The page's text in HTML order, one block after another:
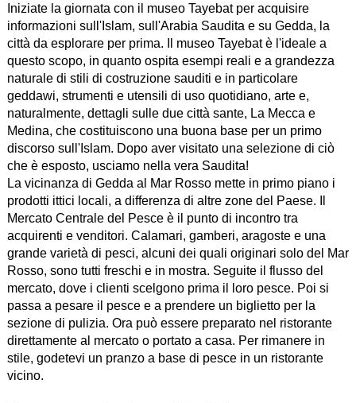
Iniziate la giornata con il museo Tayebat per acquisire
informazioni sull'Islam, sull'Arabia Saudita e su Gedda, la
città da esplorare per prima. Il museo Tayebat è l'ideale a
questo scopo, in quanto ospita esempi reali e a grandezza
naturale di stili di costruzione sauditi e in particolare
geddawi, strumenti e utensili di uso quotidiano, arte e,
naturalmente, dettagli sulle due città sante, La Mecca e
Medina, che costituiscono una buona base per un primo
discorso sull'Islam. Dopo aver visitato una selezione di ciò
che è esposto, usciamo nella vera Saudita!
La vicinanza di Gedda al Mar Rosso mette in primo piano i
prodotti ittici locali, a differenza di altre zone del Paese. Il
Mercato Centrale del Pesce è il punto di incontro tra
acquirenti e venditori. Calamari, gamberi, aragoste e una
grande varietà di pesci, alcuni dei quali originari solo del Mar
Rosso, sono tutti freschi e in mostra. Seguite il flusso del
mercato, dove i clienti scelgono prima il loro pesce. Poi si
passa a pesare il pesce e a prendere un biglietto per la
sezione di pulizia. Ora può essere preparato nel ristorante
direttamente al mercato o portato a casa. Per rimanere in
stile, godetevi un pranzo a base di pesce in un ristorante
vicino.